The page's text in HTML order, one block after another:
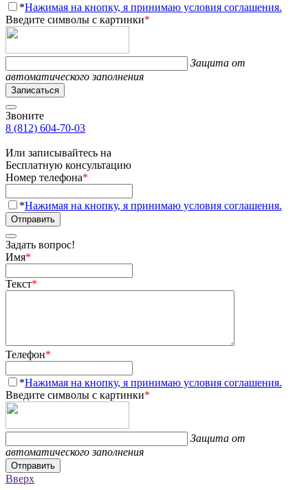
*Нажимая на кнопку, я принимаю условия соглашения.
Введите символы с картинки*
Защита от
автоматического заполнения
Записаться
Звоните
8 (812) 604-70-03
Или записывайтесь на
Бесплатную консультацию
Номер телефона*
*Нажимая на кнопку, я принимаю условия соглашения.
Отправить
Задать вопрос!
Имя*
Текст*
Телефон*
*Нажимая на кнопку, я принимаю условия соглашения.
Введите символы с картинки*
Защита от
автоматического заполнения
Отправить
Вверх